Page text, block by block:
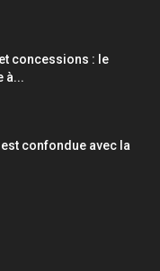
concessions : le
à...
confondue avec la